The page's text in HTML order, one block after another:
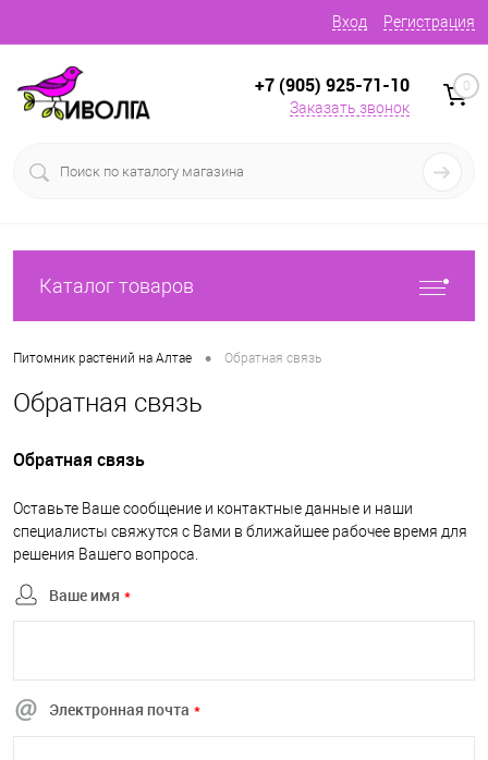
Вход Регистрация
+7 (905) 925-71-10
Заказать звонок
0
Каталог товаров
Питомник растений на Алтае • Обратная связь
Обратная связь
Обратная связь
Оставьте Ваше сообщение и контактные данные и наши
специалисты свяжутся с Вами в ближайшее рабочее время для
решения Вашего вопроса.
Ваше имя *
Электронная почта *